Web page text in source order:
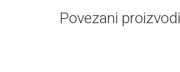
Povezani proizvodi